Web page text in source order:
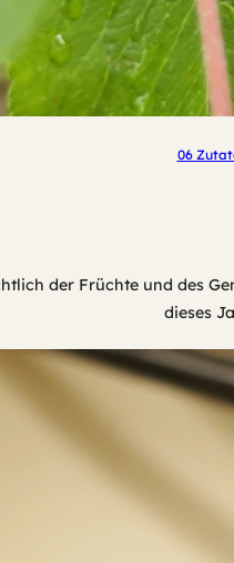
06
der Früchte und des
dieses